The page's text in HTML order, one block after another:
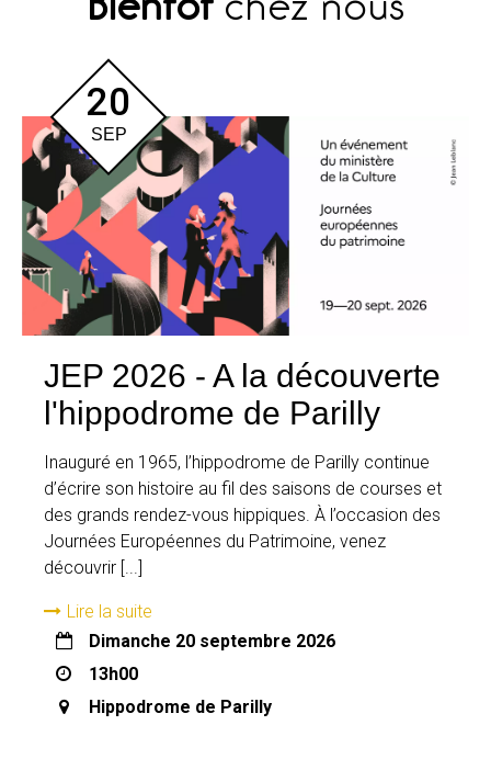
20
SEP
JEP 2026 - A la découverte
l'hippodrome de Parilly
Inauguré en 1965, l’hippodrome de Parilly continue
d’écrire son histoire au fil des saisons de courses et
des grands rendez-vous hippiques. À l’occasion des
Journées Européennes du Patrimoine, venez
découvrir [...]
Lire la suite
dimanche 20 septembre 2026
13h00
Hippodrome de Parilly